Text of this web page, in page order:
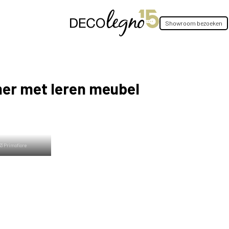
Showroom bezoeken
met leren meubel
Primofiore